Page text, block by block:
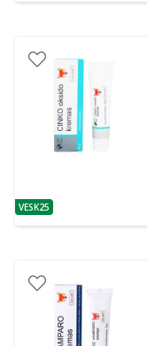
patarimas
VESK25